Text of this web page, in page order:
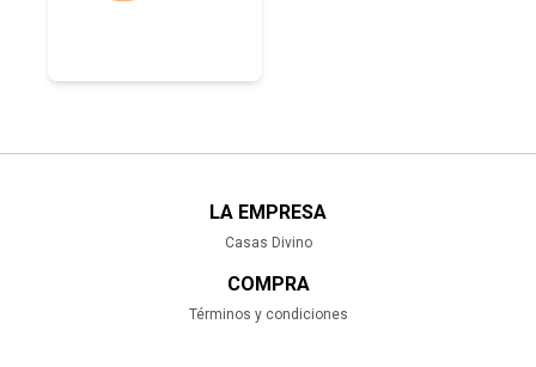
LA EMPRESA
Casas Divino
COMPRA
Términos y condiciones